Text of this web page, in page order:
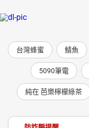
台灣蜂蜜 鯖魚
5090筆電
純在 芭樂檸檬綠茶